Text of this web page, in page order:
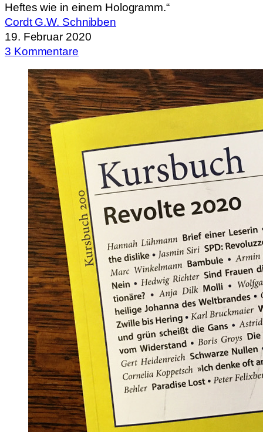
Heftes wie in einem Hologramm.“
Cordt G.W. Schnibben
19. Februar 2020
3 Kommentare